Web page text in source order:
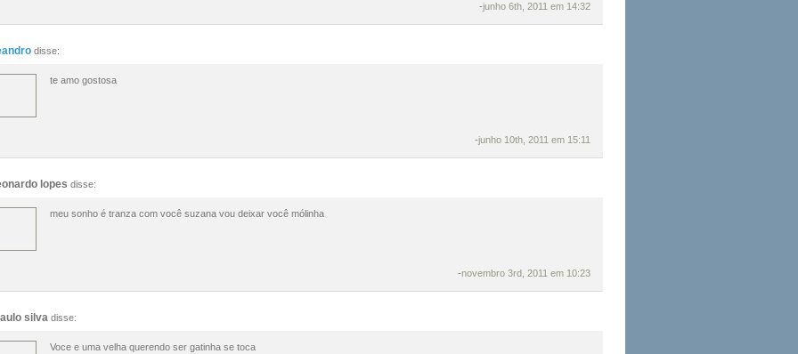
-junho 6th, 2011 em 14:32
disse:
te amo gostosa
-junho 10th, 2011 em 15:11
lopes disse:
meu sonho é tranza com você suzana vou deixar você mólinha
-novembro 3rd, 2011 em 10:23
silva disse:
Voce e uma velha querendo ser gatinha se toca